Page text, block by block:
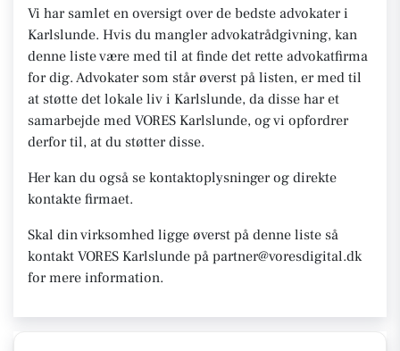
Vi har samlet en oversigt over de bedste advokater i
Karlslunde. Hvis du mangler advokatrådgivning, kan
denne liste være med til at finde det rette advokatfirma
for dig. Advokater som står øverst på listen, er med til
at støtte det lokale liv i Karlslunde, da disse har et
samarbejde med VORES Karlslunde, og vi opfordrer
derfor til, at du støtter disse.
Her kan du også se kontaktoplysninger og direkte
kontakte firmaet.
Skal din virksomhed ligge øverst på denne liste så
kontakt VORES Karlslunde på partner@voresdigital.dk
for mere information.